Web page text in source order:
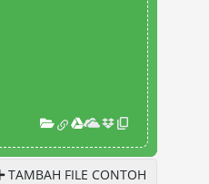
TAMBAH FILE CONTOH